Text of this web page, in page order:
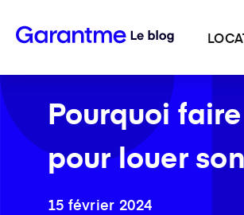
Pourquoi
pour louer
15 février 2024